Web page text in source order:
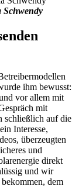
Schwendy
ihm bewusst:
vor allem mit
mit
schließlich auf die
Interesse,
überzeugten
und
direkt
und wir
dem